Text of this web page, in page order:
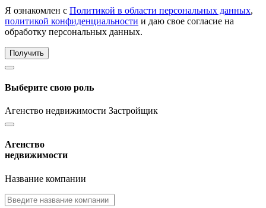
Я ознакомлен с Политикой в области персональных данных,
политикой конфиденциальности и даю свое согласие на
обработку персональных данных.
Получить
Выберите свою роль
Агенство недвижимости Застройщик
Агенство
недвижимости
Название компании